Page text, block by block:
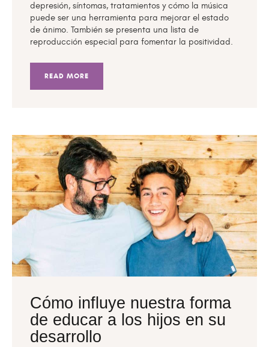
depresión, síntomas, tratamientos y cómo la música
puede ser una herramienta para mejorar el estado
de ánimo. También se presenta una lista de
reproducción especial para fomentar la positividad.
READ MORE
Cómo influye nuestra forma
de educar a los hijos en su
desarrollo